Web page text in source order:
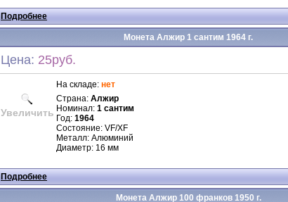
Подробнее
Монета Алжир 1 сантим 1964 г.
Цена: 25руб.
Увеличить
На складе: нет
Страна: Алжир
Номинал: 1 сантим
Год: 1964
Состояние: VF/XF
Металл: Алюминий
Диаметр: 16 мм
Подробнее
Монета Алжир 100 франков 1950 г.